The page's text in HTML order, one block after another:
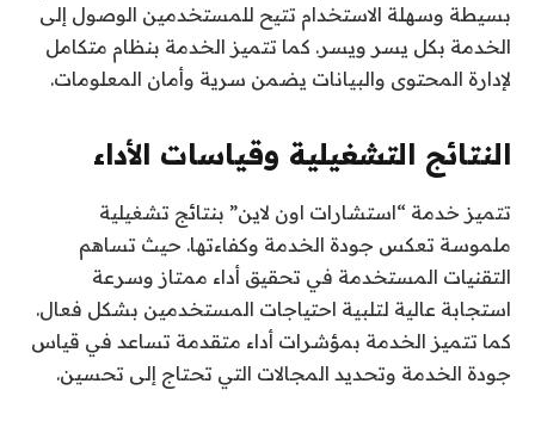
بسيطة وسهلة الاستخدام تتيح للمستخدمين الوصول إلى
الخدمة بكل يسر ويسر. كما تتميز الخدمة بنظام متكامل
لإدارة المحتوى والبيانات يضمن سرية وأمان المعلومات.
النتائج التشغيلية وقياسات الأداء
تتميز خدمة “استشارات اون لاين” بنتائج تشغيلية
ملموسة تعكس جودة الخدمة وكفاءتها. حيث تساهم
التقنيات المستخدمة في تحقيق أداء ممتاز وسرعة
استجابة عالية لتلبية احتياجات المستخدمين بشكل فعال.
كما تتميز الخدمة بمؤشرات أداء متقدمة تساعد في قياس
جودة الخدمة وتحديد المجالات التي تحتاج إلى تحسين.